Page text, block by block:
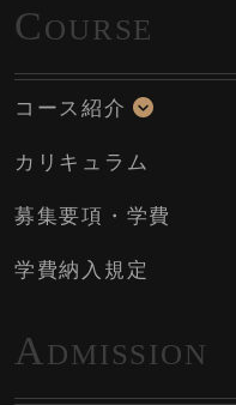
COURSE
コース紹介
カリキュラム
募集要項・学費
学費納入規定
A DMISSION